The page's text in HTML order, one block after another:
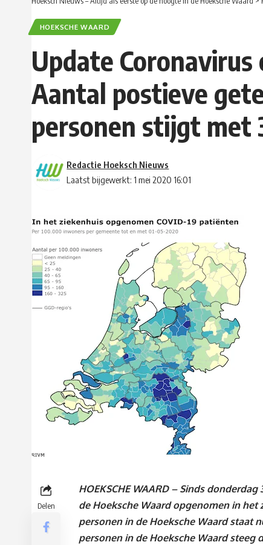
HOEKSCHE WAARD
Update
Aantal postieve
personen stijgt met
Laatst bijgewerkt: 1 mei 2020 16:01
Redactie Hoeksch Nieuws
Delen
HOEKSCHE WAARD – Sinds
de Hoeksche Waard opgenomen in het
personen in de Hoeksche Waard staat
personen in de Hoeksche Waard steeg